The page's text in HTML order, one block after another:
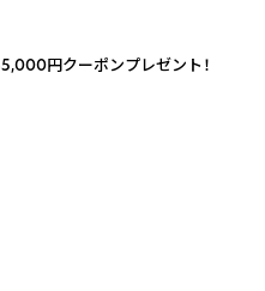
円クーポンプレゼント！